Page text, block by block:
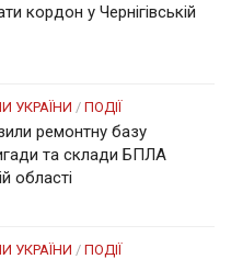
кордон у Чернігівській
УКРАЇНИ / ПОДІЇ
ремонтну базу
та склади БПЛА
області
УКРАЇНИ / ПОДІЇ